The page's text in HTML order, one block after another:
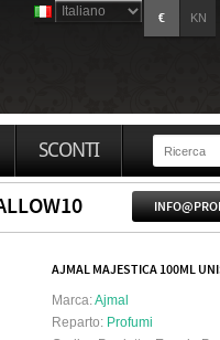
€ KN
SCONTI
AJMAL MAJESTICA 100ML
Marca:Ajmal
Reparto: Profumi